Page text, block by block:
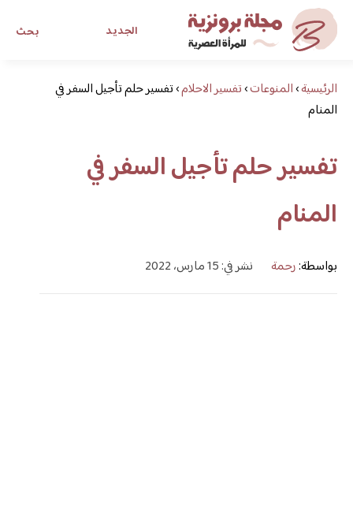
بحث الجديد
مجلة برونزية للفتاة العصرية
ابحث عن أي موضوع يهمك
الرئيسية›المنوعات›تفسير الاحلام›تفسير حلم تأجيل السفر في
المنام
تفسير حلم تأجيل السفر في
المنام
بواسطة:رحمة نشر في: 15 مارس، 2022